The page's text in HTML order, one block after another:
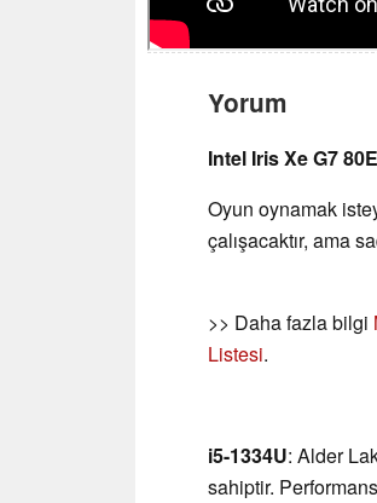
Yorum
Intel Iris Xe G7
Oyun oynamak
çalışacaktır, ama
>> Daha fazla bilgi
Listesi.
i5-1334U: Alder
sahiptir.